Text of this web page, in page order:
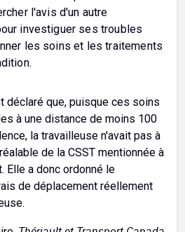
l'avis d'un autre
investiguer ses troubles
les soins et les traitements
déclaré que, puisque ces soins
à une distance de moins 100
la travailleuse n'avait pas à
de la CSST mentionnée à
Elle a donc ordonné le
de déplacement réellement